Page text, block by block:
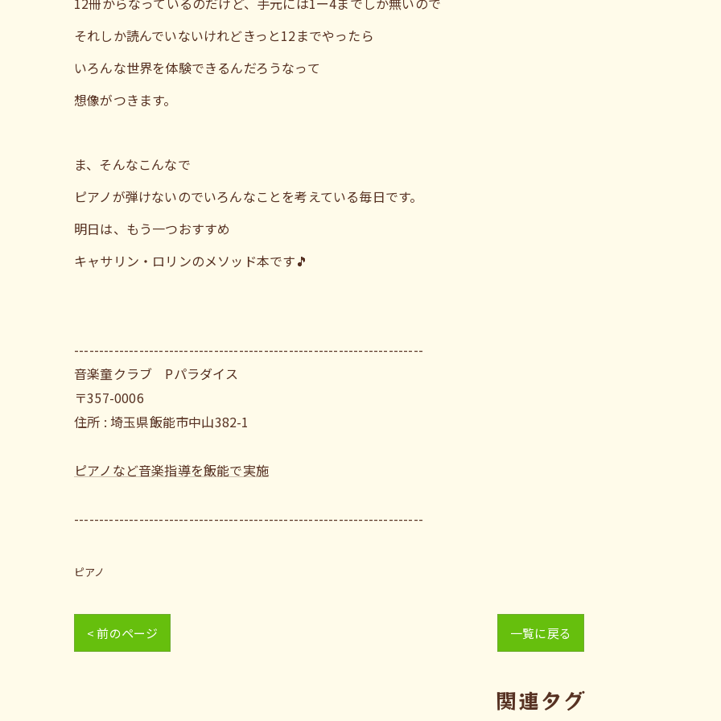
それしか読んでいないけれどきっと12までやったら
いろんな世界を体験できるんだろうなって
想像がつきます。
ま、そんなこんなで
ピアノが弾けないのでいろんなことを考えている毎日です。
明日は、もう一つおすすめ
キャサリン・ロリンのメソッド本です🎵
----------------------------------------------------------------------
音楽童クラブ Pパラダイス
〒357-0006
住所 : 埼玉県飯能市中山382-1
ピアノなど音楽指導を飯能で実施
----------------------------------------------------------------------
ピアノ
< 前のページ 一覧に戻る
関連タグ